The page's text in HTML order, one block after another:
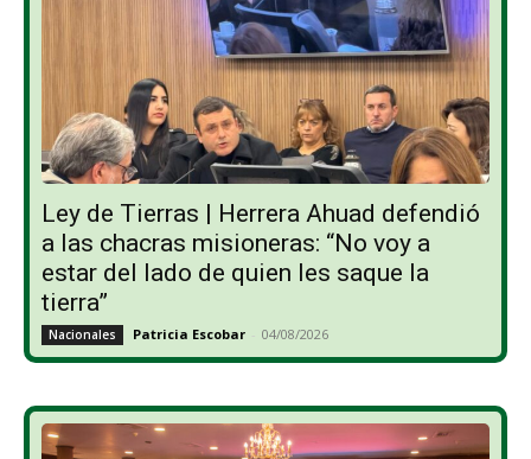
Ley de Tierras | Herrera Ahuad defendió
a las chacras misioneras: “No voy a
estar del lado de quien les saque la
tierra”
Nacionales Patricia Escobar - 04/08/2026